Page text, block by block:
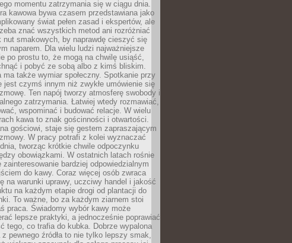
momentu zatrzymania się w ciągu dnia.
kawowa bywa czasem przedstawiana jako
świat pełen zasad i ekspertów, ale
znać wszystkich metod ani rozróżniać
nut smakowych, by naprawdę cieszyć się
naparem. Dla wielu ludzi najważniejsze
po prostu to, że mogą na chwilę usiąść,
i pobyć ze sobą albo z kimś bliskim.
ma także wymiar społeczny. Spotkanie przy
jest czymś innym niż zwykłe umówienie się
Ten napój tworzy atmosferę swobody i
zatrzymania. Łatwiej wtedy rozmawiać,
wspominać i budować relacje. W wielu
kawa to znak gościnności i otwartości.
gościowi, staje się gestem zapraszającym
W pracy potrafi z kolei wyznaczać
tworząc krótkie chwile odpoczynku
obowiązkami. W ostatnich latach rośnie
zainteresowanie bardziej odpowiedzialnym
do kawy. Coraz więcej osób zwraca
na warunki uprawy, uczciwy handel i jakość
na każdym etapie drogi od plantacji do
To ważne, bo za każdym ziarnem stoi
praca. Świadomy wybór kawy może
lepsze praktyki, a jednocześnie poprawiać
tego, co trafia do kubka. Dobrze wypalona
z pewnego źródła to nie tylko lepszy smak,